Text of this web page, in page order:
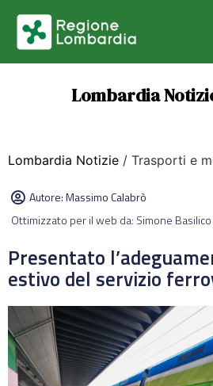
Lombardia
Lombardia Notizie / Trasporti e
Autore:Massimo Calabrò
Ottimizzato per il web da: Simone Basilico
Presentato
estivo del servizio